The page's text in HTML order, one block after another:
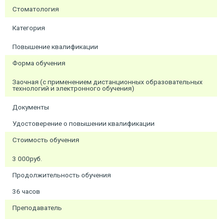
Стоматология
Категория
Повышение квалификации
Форма обучения
Заочная (с применением дистанционных образовательных
технологий и электронного обучения)
Документы
Удостоверение о повышении квалификации
Стоимость обучения
3 000руб.
Продолжительность обучения
36 часов
Преподаватель